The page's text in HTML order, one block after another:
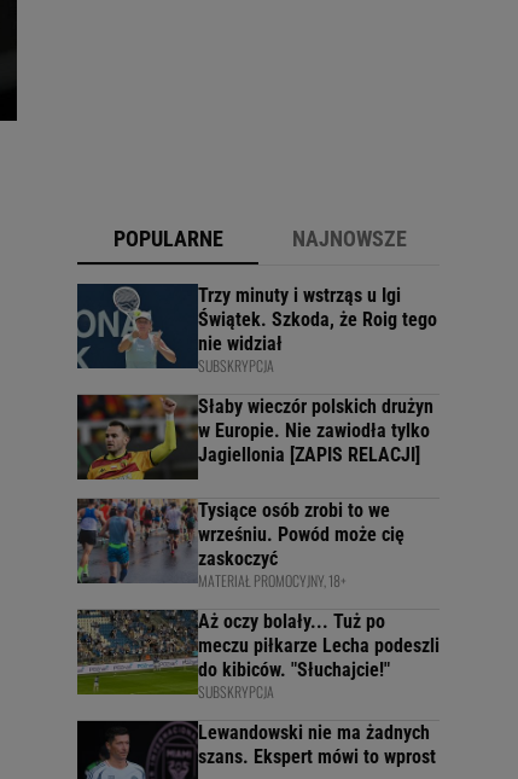
POPULARNE NAJNOWSZE
Trzy minuty i wstrząs u Igi
Świątek. Szkoda, że Roig tego
nie widział
SUBSKRYPCJA
Słaby wieczór polskich drużyn
w Europie. Nie zawiodła tylko
Jagiellonia [ZAPIS RELACJI]
Tysiące osób zrobi to we
wrześniu. Powód może cię
zaskoczyć
MATERIAŁ PROMOCYJNY, 18+
Aż oczy bolały... Tuż po
meczu piłkarze Lecha podeszli
do kibiców. "Słuchajcie!"
SUBSKRYPCJA
Lewandowski nie ma żadnych
szans. Ekspert mówi to wprost